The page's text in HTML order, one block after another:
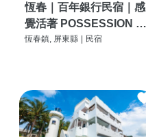
恆春｜百年銀行民宿｜感
覺活著 POSSESSION |
背包客棧 | 恆春必住特色
恆春鎮, 屏東縣 民宿